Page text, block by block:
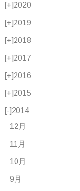
[+]2020
[+]2019
[+]2018
[+]2017
[+]2016
[+]2015
[-]2014
12月
11月
10月
9月